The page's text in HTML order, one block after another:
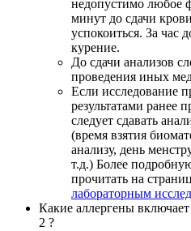
недопустимо любое
минут до сдачи
успокоиться. За час
курение.
До сдачи анализов
проведения иных
Если исследование
результатами ранее
следует сдавать
(время взятия
анализу, день
т.д.) Более
прочитать на
лабораторным
Какие аллергены
2 ?